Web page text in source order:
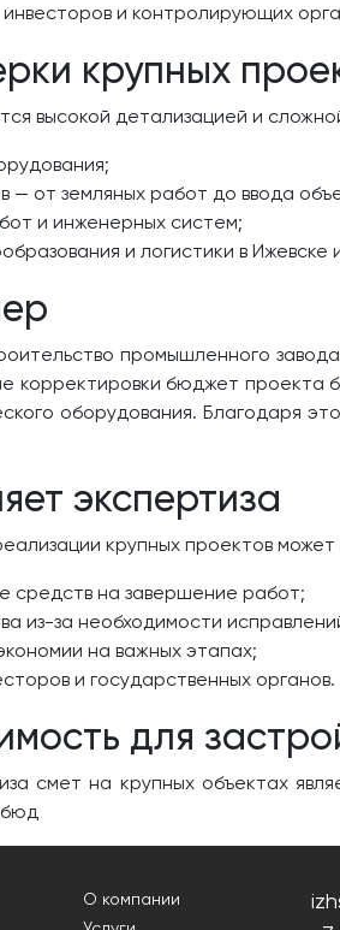
и контролирующих
крупных
высокой детализацией и
— от земляных работ до ввода
и инженерных систем;
и логистики в Ижевске
промышленного
бюджет проекта
оборудования. Благодаря
экспертиза
крупных проектов может
средств на завершение работ;
из-за необходимости
на важных этапах;
и государственных органов.
для
смет на крупных объектах
бюд
О компании